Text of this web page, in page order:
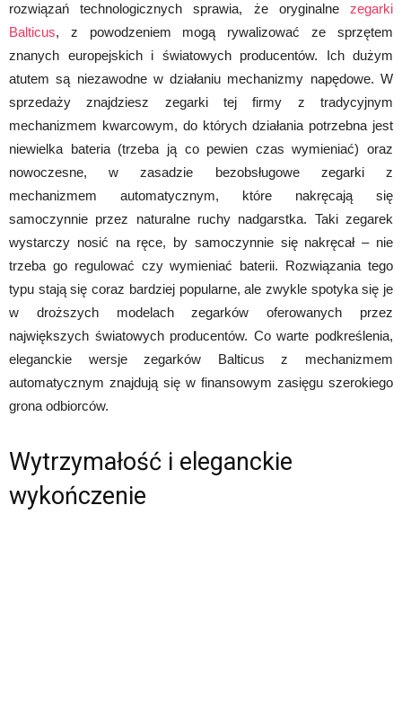
rozwiązań technologicznych sprawia, że oryginalne zegarki
Balticus, z powodzeniem mogą rywalizować ze sprzętem
znanych europejskich i światowych producentów. Ich dużym
atutem są niezawodne w działaniu mechanizmy napędowe. W
sprzedaży znajdziesz zegarki tej firmy z tradycyjnym
mechanizmem kwarcowym, do których działania potrzebna jest
niewielka bateria (trzeba ją co pewien czas wymieniać) oraz
nowoczesne, w zasadzie bezobsługowe zegarki z
mechanizmem automatycznym, które nakręcają się
samoczynnie przez naturalne ruchy nadgarstka. Taki zegarek
wystarczy nosić na ręce, by samoczynnie się nakręcał – nie
trzeba go regulować czy wymieniać baterii. Rozwiązania tego
typu stają się coraz bardziej popularne, ale zwykle spotyka się je
w droższych modelach zegarków oferowanych przez
największych światowych producentów. Co warte podkreślenia,
eleganckie wersje zegarków Balticus z mechanizmem
automatycznym znajdują się w finansowym zasięgu szerokiego
grona odbiorców.
Wytrzymałość i eleganckie
wykończenie